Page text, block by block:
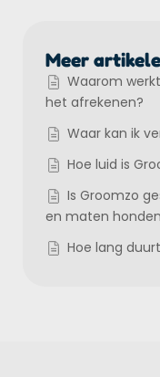
Meer
Waarom
het afrekenen?
Waar kan ik
Hoe luid is
Is Groomzo
en maten
Hoe lang